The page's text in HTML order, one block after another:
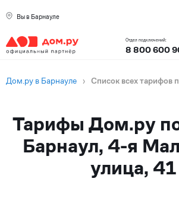
Вы в Барнауле
Отдел подключений:
8 800 600
Дом.ру в Барнауле › Список всех тарифов
Тарифы Дом.ру
Барнаул, 4-я
улица, 41